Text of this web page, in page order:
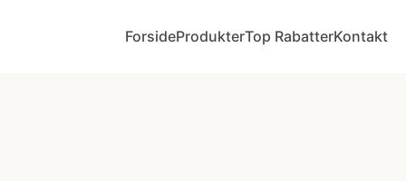
ForsideProdukterTop RabatterKontakt